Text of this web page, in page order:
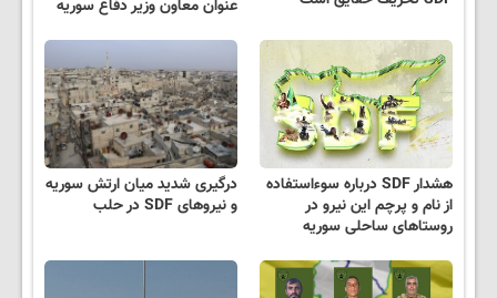
عنوان معاون وزیر دفاع سوریه
هشدار SDF درباره سوء‌استفاده
از نام و پرچم این نیرو در
روستاهای ساحلی سوریه
درگیری شدید میان ارتش سوریه
و نیروهای SDF در حلب